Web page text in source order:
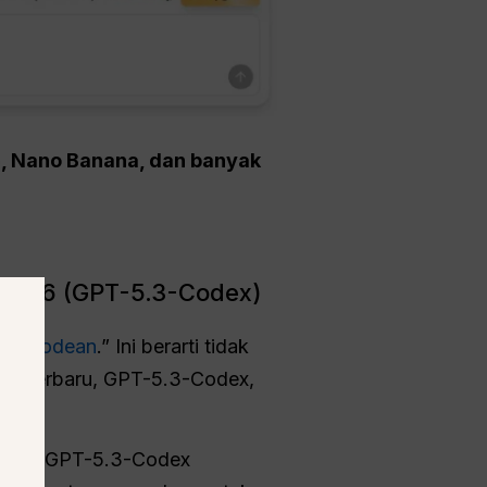
Banana, dan banyak
(GPT-5.3-Codex)
.” Ini berarti tidak
terbaru, GPT-5.3-Codex,
2.0, GPT-5.3-Codex